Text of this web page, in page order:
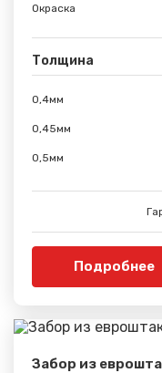
Окраска
Толщина
0,4мм
0,45мм
0,5мм
Подробнее
Забор из